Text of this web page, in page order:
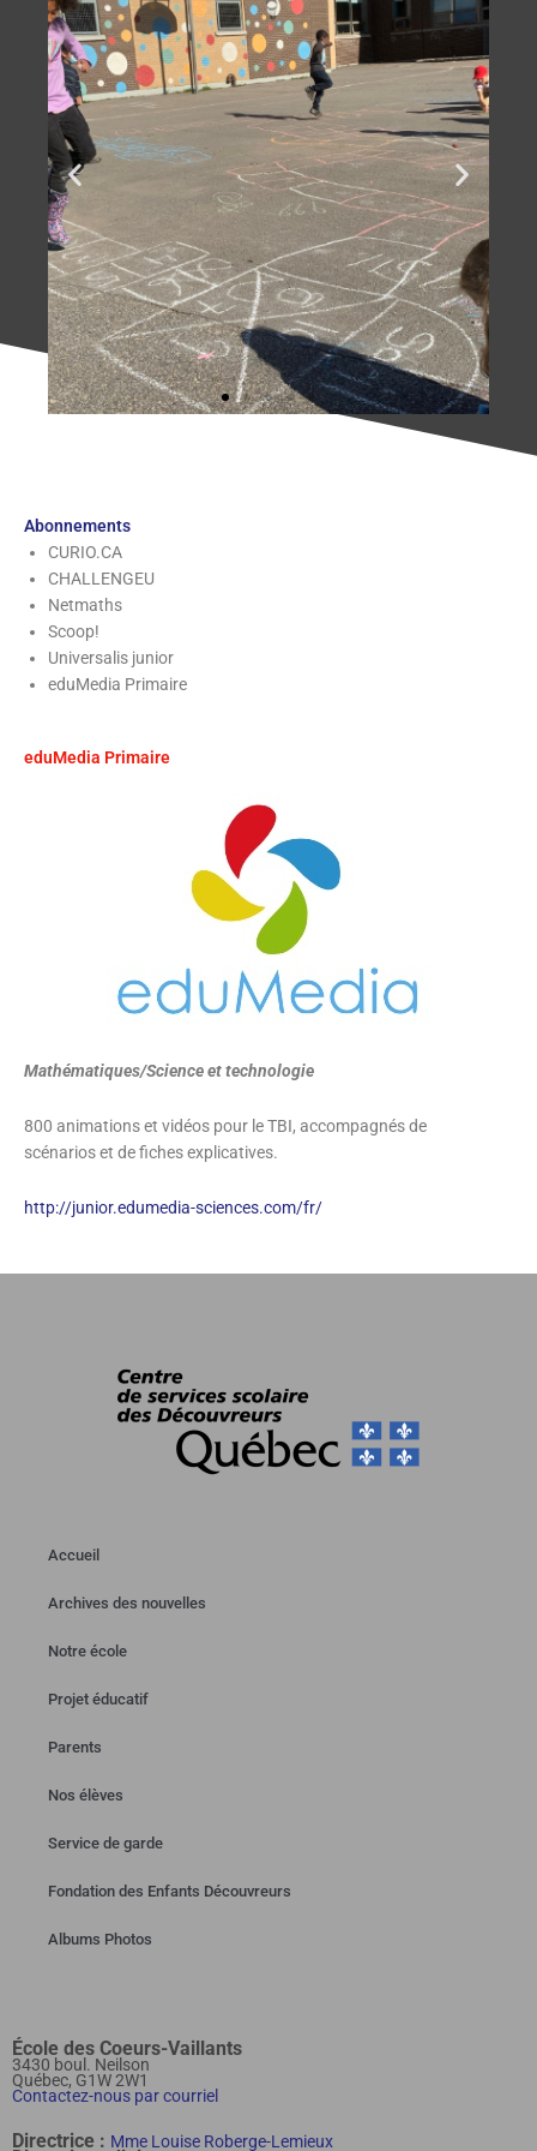
Abonnements
CURIO.CA
CHALLENGEU
Netmaths
Scoop!
Universalis junior
eduMedia Primaire
eduMedia Primaire
Mathématiques/Science et technologie
800 animations et vidéos pour le TBI, accompagnés de
scénarios et de fiches explicatives.
http://junior.edumedia-sciences.com/fr/
Accueil
Archives des nouvelles
Notre école
Projet éducatif
Parents
Nos élèves
Service de garde
Fondation des Enfants Découvreurs
Albums Photos
École des Coeurs-Vaillants
3430 boul. Neilson
Québec, G1W 2W1
Contactez-nous par courriel
Directrice : Mme Louise Roberge-Lemieux